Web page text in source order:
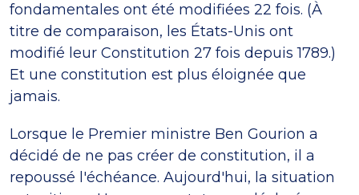
fondamentales ont été modifiées 22 fois. (À
titre de comparaison, les États-Unis ont
modifié leur Constitution 27 fois depuis 1789.)
Et une constitution est plus éloignée que
jamais.
Lorsque le Premier ministre Ben Gourion a
décidé de ne pas créer de constitution, il a
repoussé l'échéance. Aujourd'hui, la situation